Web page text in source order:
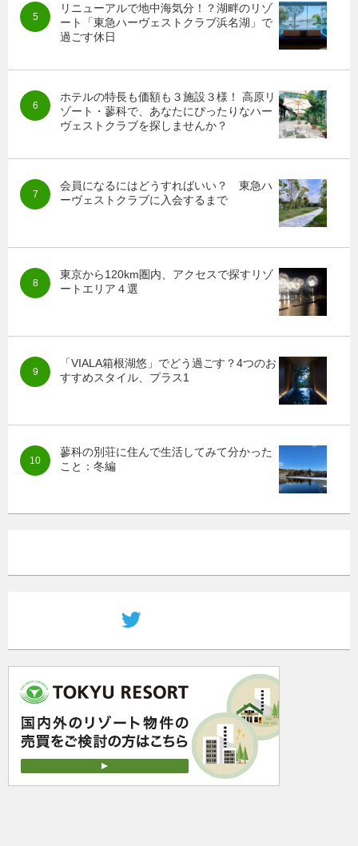
リニューアルで地中海気分！？湖畔のリゾ
ート「東急ハーヴェストクラブ浜名湖」で
過ごす休日
ホテルの特長も価額も３施設３様！ 高原リ
ゾート・蓼科で、あなたにぴったりなハー
ヴェストクラブを探しませんか？
会員になるにはどうすればいい？ 東急ハ
ーヴェストクラブに入会するまで
東京から120km圏内、アクセスで探すリゾ
ートエリア４選
「VIALA箱根湖悠」でどう過ごす？4つのお
すすめスタイル、プラス1
蓼科の別荘に住んで生活してみて分かった
こと：冬編